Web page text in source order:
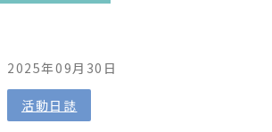
2025年09月30日
活動日誌